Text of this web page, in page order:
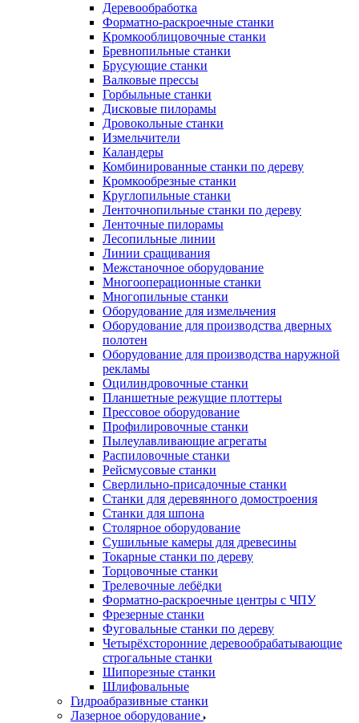
Деревообработка
Форматно-раскроечные станки
Кромкооблицовочные станки
Бревнопильные станки
Брусующие станки
Валковые прессы
Горбыльные станки
Дисковые пилорамы
Дровокольные станки
Измельчители
Каландеры
Комбинированные станки по дереву
Кромкообрезные станки
Круглопильные станки
Ленточнопильные станки по дереву
Ленточные пилорамы
Лесопильные линии
Линии сращивания
Межстаночное оборудование
Многооперационные станки
Многопильные станки
Оборудование для измельчения
Оборудование для производства дверных
полотен
Оборудование для производства наружной
рекламы
Оцилиндровочные станки
Планшетные режущие плоттеры
Прессовое оборудование
Профилировочные станки
Пылеулавливающие агрегаты
Распиловочные станки
Рейсмусовые станки
Сверлильно-присадочные станки
Станки для деревянного домостроения
Станки для шпона
Столярное оборудование
Сушильные камеры для древесины
Токарные станки по дереву
Торцовочные станки
Трелевочные лебёдки
Форматно-раскроечные центры с ЧПУ
Фрезерные станки
Фуговальные станки по дереву
Четырёхсторонние деревообрабатывающие
строгальные станки
Шипорезные станки
Шлифовальные
Гидроабразивные станки
Лазерное оборудование